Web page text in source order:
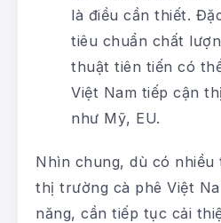
là điều cần thiết.
tiêu chuẩn chất
thuật tiên tiến có
Việt Nam tiếp cận
như Mỹ, EU.
Nhìn chung, dù có
thị trường cà phê Việt
năng, cần tiếp tục cải